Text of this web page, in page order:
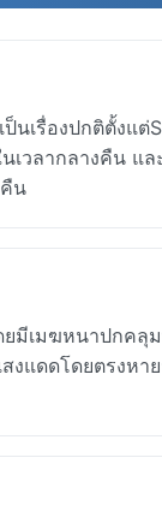
รื่องปกติตั้งแต่
ลากลางคืน แล
น
ยมีเมฆหนาปกค
แดดโดยตรงหา